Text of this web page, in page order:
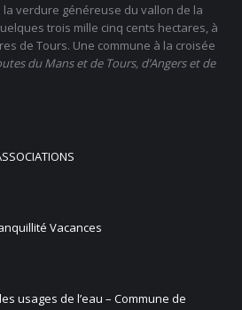
verdure généreuse du vallon de la
trois mille cinq cents hectares, à
de Tours. Une commune à la croisée
du Mans et de Tours, d’Angers et de
Vacances
usages de l’eau – Commune de